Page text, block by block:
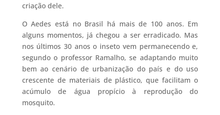
criação dele.
O Aedes está no Brasil há mais de 100 anos. Em
alguns momentos, já chegou a ser erradicado. Mas
nos últimos 30 anos o inseto vem permanecendo e,
segundo o professor Ramalho, se adaptando muito
bem ao cenário de urbanização do país e do uso
crescente de materiais de plástico, que facilitam o
acúmulo de água propício à reprodução do
mosquito.